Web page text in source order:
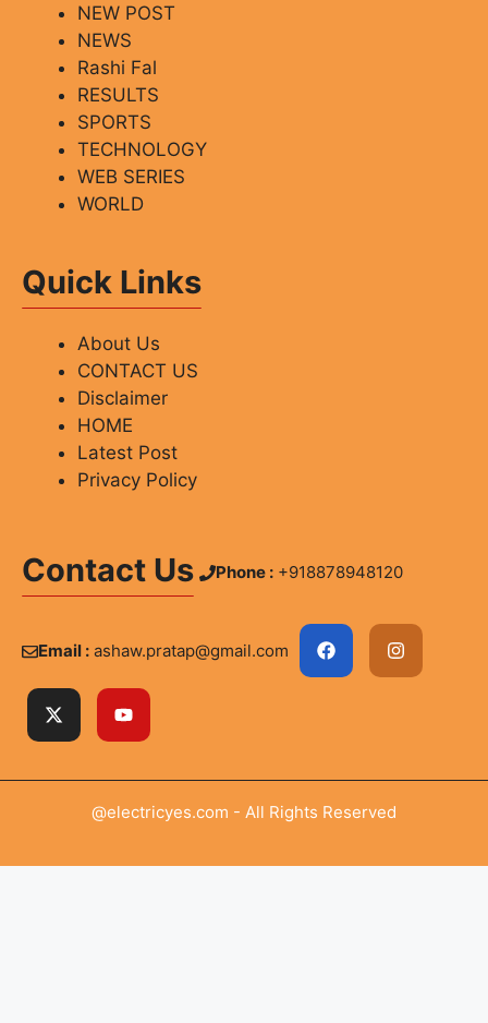
NEW POST
NEWS
Rashi Fal
RESULTS
SPORTS
TECHNOLOGY
WEB SERIES
WORLD
Quick Links
About Us
CONTACT US
Disclaimer
HOME
Latest Post
Privacy Policy
Contact Us Phone : +918878948120
Email : ashaw.pratap@gmail.com
@electricyes.com - All Rights Reserved